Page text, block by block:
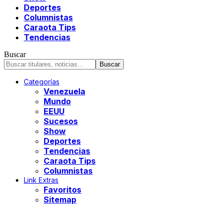
Deportes
Columnistas
Caraota Tips
Tendencias
Buscar
Categorías
Venezuela
Mundo
EEUU
Sucesos
Show
Deportes
Tendencias
Caraota Tips
Columnistas
Link Extras
Favoritos
Sitemap